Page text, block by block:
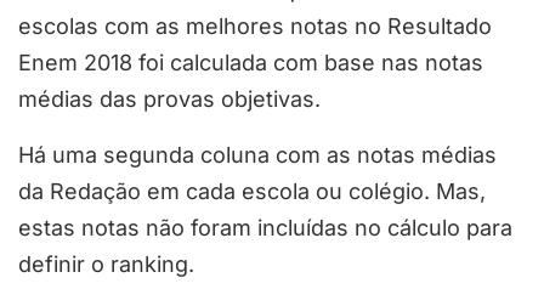
escolas com as melhores notas no Resultado
Enem 2018 foi calculada com base nas notas
médias das provas objetivas.
Há uma segunda coluna com as notas médias
da Redação em cada escola ou colégio. Mas,
estas notas não foram incluídas no cálculo para
definir o ranking.